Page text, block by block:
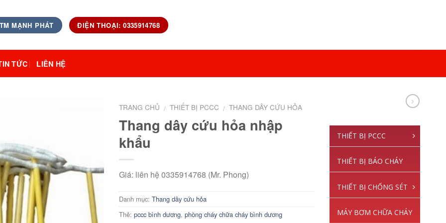
MẠNH PHÁT ĐIỆN THOẠI: 0335914768
TỨC LIÊN HỆ
TRANG CHỦ / THIẾT BỊ PCCC / THANG DÂY CỨU HỎA
Thang dây cứu hỏa nhập
khẩu
Giá: liên hệ 0335914768 (Mr. Phong)
Danh mục: Thang dây cứu hỏa
Thẻ: pccc bình dương, phòng cháy chữa cháy bình dương
THIẾT BỊ PCCC
THIẾT BỊ BÁO CHÁY
THIẾT BỊ CHỐNG SÉT
MÁY BƠM CHỮA CHÁY